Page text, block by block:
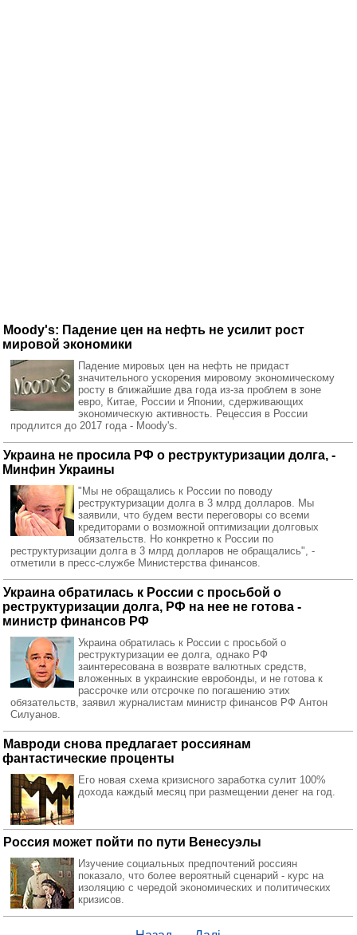
Moody's: Падение цен на нефть не усилит рост
мировой экономики
Падение мировых цен на нефть не придаст
значительного ускорения мировому экономическому
росту в ближайшие два года из-за проблем в зоне
евро, Китае, России и Японии, сдерживающих
экономическую активность. Рецессия в России
продлится до 2017 года - Moody's.
Украина не просила РФ о реструктуризации долга, -
Минфин Украины
"Мы не обращались к России по поводу
реструктуризации долга в 3 млрд долларов. Мы
заявили, что будем вести переговоры со всеми
кредиторами о возможной оптимизации долговых
обязательств. Но конкретно к России по
реструктуризации долга в 3 млрд долларов не обращались", -
отметили в пресс-службе Министерства финансов.
Украина обратилась к России с просьбой о
реструктуризации долга, РФ на нее не готова -
министр финансов РФ
Украина обратилась к России с просьбой о
реструктуризации ее долга, однако РФ
заинтересована в возврате валютных средств,
вложенных в украинские евробонды, и не готова к
рассрочке или отсрочке по погашению этих
обязательств, заявил журналистам министр финансов РФ Антон
Силуанов.
Мавроди снова предлагает россиянам
фантастические проценты
Его новая схема кризисного заработка сулит 100%
дохода каждый месяц при размещении денег на год.
Россия может пойти по пути Венесуэлы
Изучение социальных предпочтений россиян
показало, что более вероятный сценарий - курс на
изоляцию с чередой экономических и политических
кризисов.